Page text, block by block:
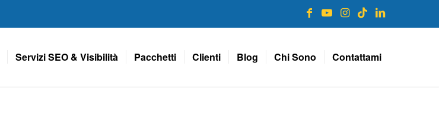
Servizi SEO & Visibilità Pacchetti Clienti Blog Chi Sono Contattami